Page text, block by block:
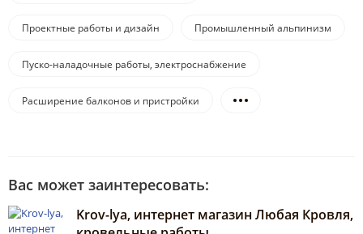
Проектные работы и дизайн Промышленный альпинизм
Пуско-наладочные работы, электроснабжение
Расширение балконов и пристройки
Вас может заинтересовать:
Krov-lya, интернет магазин Любая Кровля,